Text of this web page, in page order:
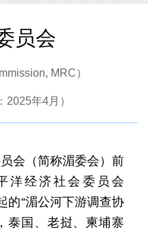
员会
MRC）
2025年4月）
会（简称湄委会）前
洋经济社会委员会
的“湄公河下游调查协
泰国、老挝、柬埔寨